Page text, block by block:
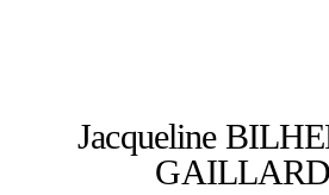
Jacqueline
GAILLARD